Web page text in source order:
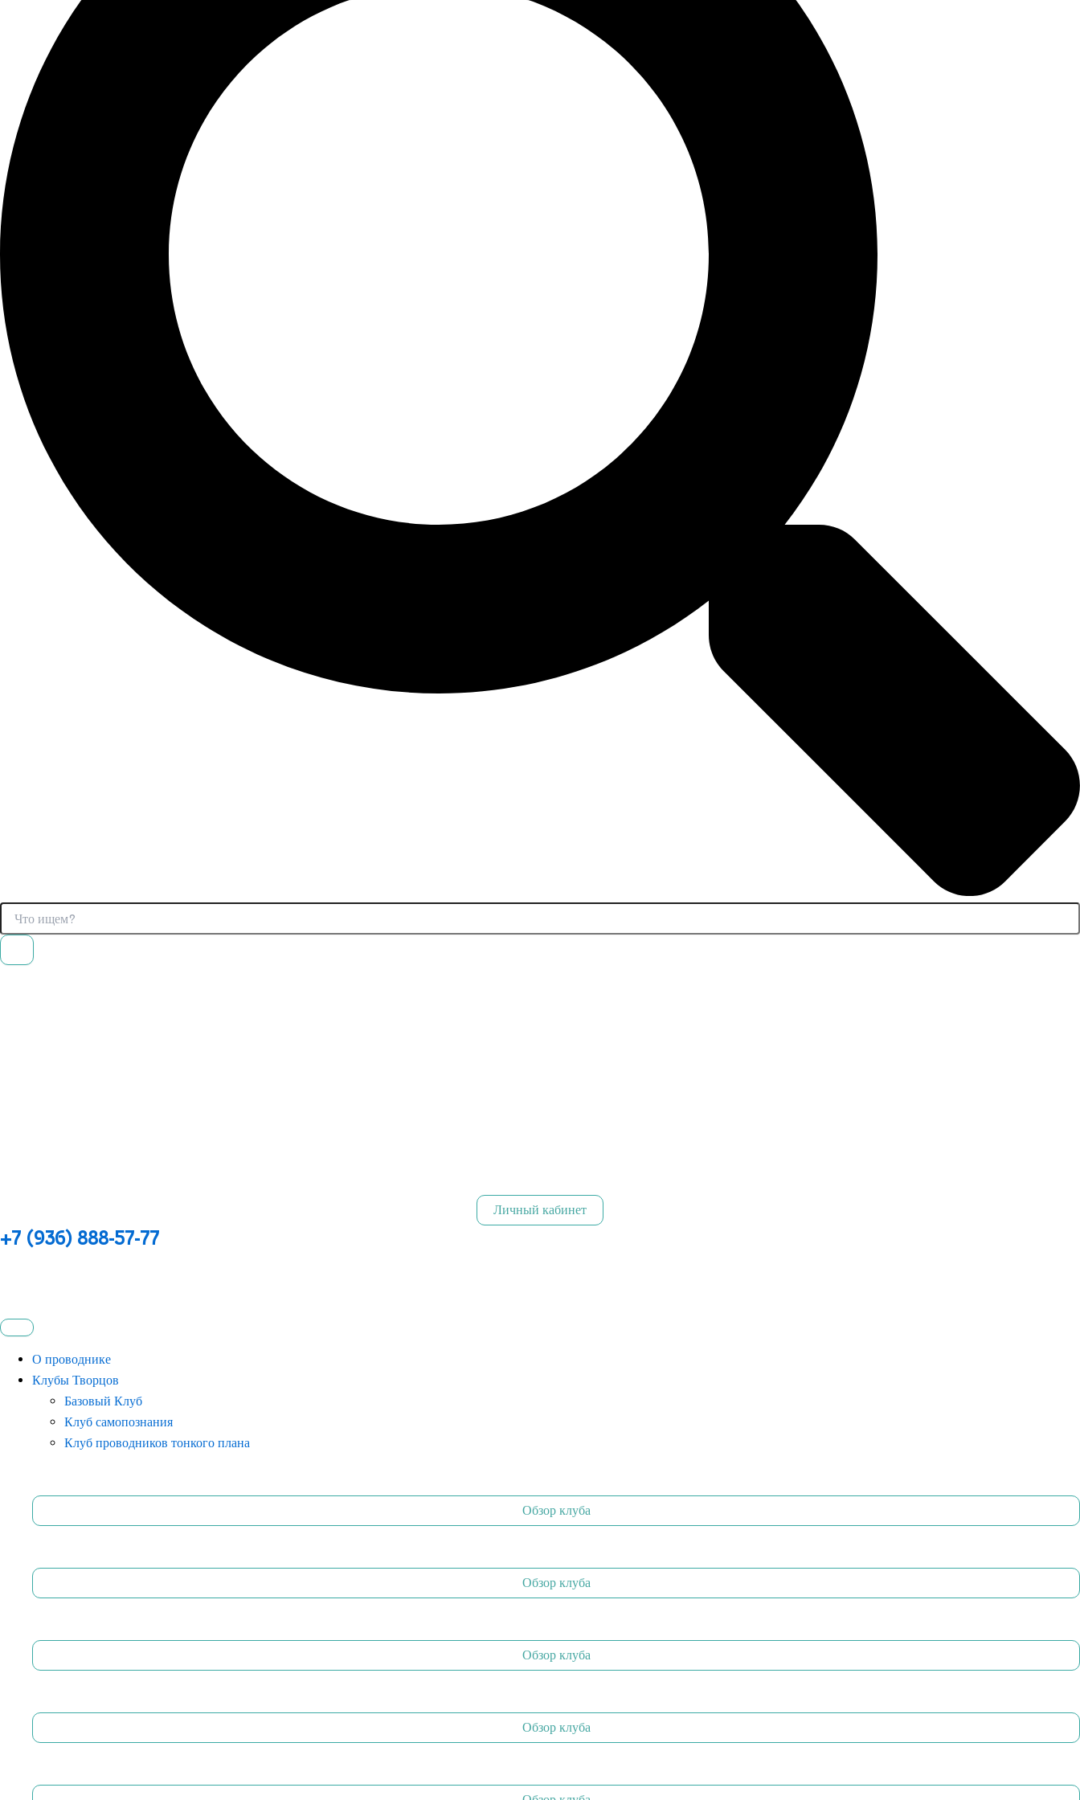
Личный кабинет
+7 (936) 888-57-77
О проводнике
Клубы Творцов
Базовый Клуб
Клуб самопознания
Клуб проводников тонкого плана
Обзор клуба
Обзор клуба
Обзор клуба
Обзор клуба